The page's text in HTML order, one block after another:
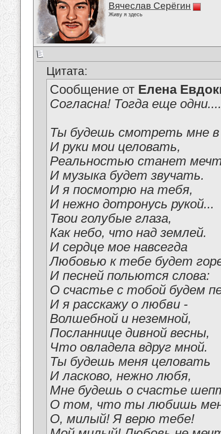
Вячеслав Серёгин
Живу я здесь
Цитата:
Сообщение от Елена
Согласна! Тогда еще одни....
Ты будешь смотреть мне в
И руки мои целовать,
Реальностью станет
И музыка будет звучать.
И я посмотрю на тебя,
И нежно дотронусь рукой...
Твои голубые глаза,
Как небо, что над землей.
И сердце мое навсегда
Любовью к тебе будет
И песней польются слова:
О счастье с тобой будем
И я расскажу о любви -
Волшебной и неземной,
Посланнице дивной весны,
Что овладела вдруг мной.
Ты будешь меня целовать
И ласково, нежно любя,
Мне будешь о счастье
О том, что ты любишь
О, милый! Я верю тебе!